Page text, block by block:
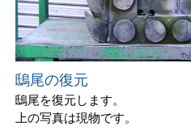
鴟尾の復元
鴟尾を復元します。
上の写真は現物です。